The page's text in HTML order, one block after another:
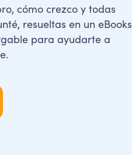
cómo crezco y todas
resueltas en un eBooks
para ayudarte a